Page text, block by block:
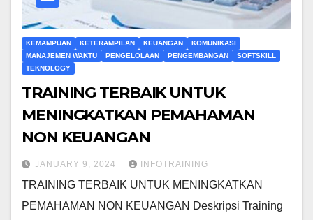
KEMAMPUAN KETERAMPILAN KEUANGAN
KOMUNIKASI
MANAJEMEN WAKTU
PENGELOLAAN PENGEMBANGAN
SOFTSKILL
TEKNOLOGY
TRAINING TERBAIK UNTUK
MENINGKATKAN PEMAHAMAN
NON KEUANGAN
JANUARY 9, 2024 INFOTRAINING
TRAINING TERBAIK UNTUK MENINGKATKAN
PEMAHAMAN NON KEUANGAN Deskripsi Training